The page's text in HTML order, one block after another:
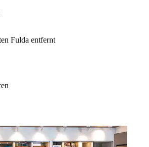
Fulda entfernt